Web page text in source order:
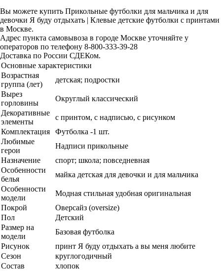
Вы можете купить Прикольные футболки для мальчика и для
девочки Я буду отдыхать | Клевые детские футболки с принтами
в Москве.
Адрес пункта самовывоза в городе Москве уточняйте у
операторов по телефону 8-800-333-39-28
Доставка по России СДЕКом.
Основные характеристики
Возрастная
группа (лет)
детская; подростки
Вырез
горловины
Округлый классический
Декоративные
элементы
с принтом, с надписью, с рисунком
Комплектация
Футболка -1 шт.
Любимые
герои
Надписи прикольные
Назначение
спорт; школа; повседневная
Особенности
белья
майка детская для девочки и для мальчика
Особенности
модели
Модная стильная удобная оригинальная
Покрой
Оверсайз (oversize)
Пол
Детский
Размер на
модели
Базовая футболка
Рисунок
принт Я буду отдыхать а вы меня любите
Сезон
круглогодичный
Состав
хлопок